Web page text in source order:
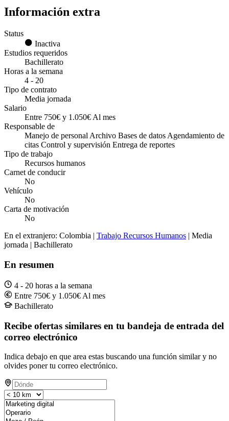
Información extra
Status
Inactiva
Estudios requeridos
Bachillerato
Horas a la semana
4 - 20
Tipo de contrato
Media jornada
Salario
Entre 750€ y 1.050€ Al mes
Responsable de
Manejo de personal Archivo Bases de datos Agendamiento de
citas Control y supervisión Entrega de reportes
Tipo de trabajo
Recursos humanos
Carnet de conducir
No
Vehículo
No
Carta de motivación
No
En el extranjero: Colombia | Trabajo Recursos Humanos | Media
jornada | Bachillerato
En resumen
4 - 20 horas a la semana
Entre 750€ y 1.050€ Al mes
Bachillerato
Recibe ofertas similares en tu bandeja de entrada del
correo electrónico
Indica debajo en que area estas buscando una función similar y no
olvides poner tu correo electrónico.